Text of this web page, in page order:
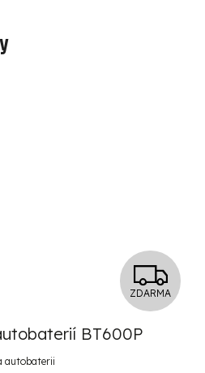
Z
D
ZDARMA
BT600P
autobaterii